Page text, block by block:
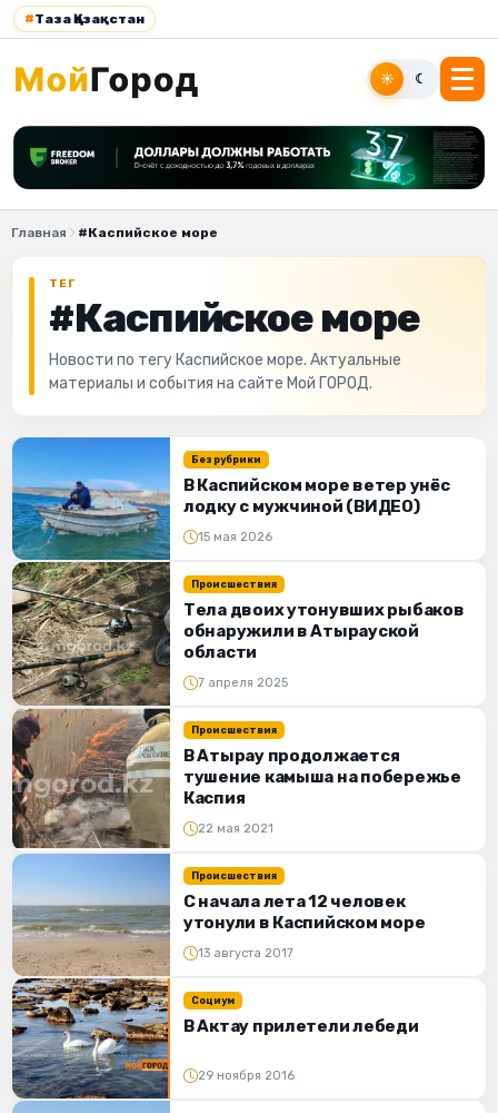
#Таза Қазақстан
☀ ☾
Главная #Каспийское море
ТЕГ
#Каспийское море
Новости по тегу Каспийское море. Актуальные
материалы и события на сайте Мой ГОРОД.
Без рубрики
В Каспийском море ветер унёс
лодку с мужчиной (ВИДЕО)
15 мая 2026
Происшествия
Тела двоих утонувших рыбаков
обнаружили в Атырауской
области
7 апреля 2025
Происшествия
В Атырау продолжается
тушение камыша на побережье
Каспия
22 мая 2021
Происшествия
С начала лета 12 человек
утонули в Каспийском море
13 августа 2017
Социум
В Актау прилетели лебеди
29 ноября 2016